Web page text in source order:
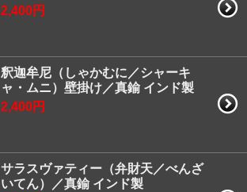
2,400円
釈迦牟尼（しゃかむに／シャーキ
ャ・ムニ）壁掛け／真鍮 インド製
2,400円
サラスヴァティー（弁財天／べんざ
いてん）／真鍮 インド製